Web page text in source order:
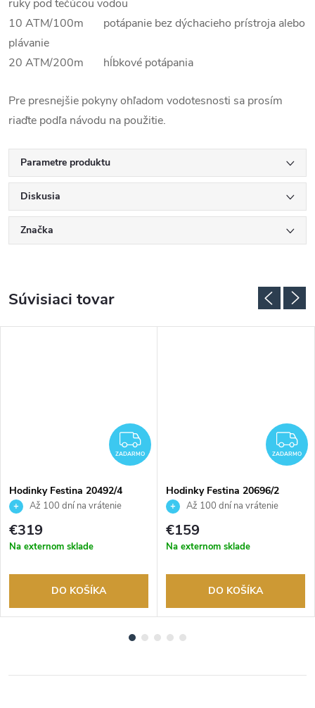
ruky pod tečúcou vodou
10 ATM/100m potápanie bez dýchacieho prístroja alebo
plávanie
20 ATM/200m hĺbkové potápania
Pre presnejšie pokyny ohľadom vodotesnosti sa prosím
riaďte podľa návodu na použitie.
Parametre produktu
Diskusia
Značka
Súvisiaci tovar
ZADARMO
ZADARMO
Hodinky Festina 20492/4
Až 100 dní na vrátenie
tovaru. Autorizovaný predajca.
€319
Na externom sklade
DO KOŠÍKA
ZADARMO
Hodinky Festina 20696/2
Až 100 dní na vrátenie
tovaru. Autorizovaný predajca.
€159
Na externom sklade
DO KOŠÍKA